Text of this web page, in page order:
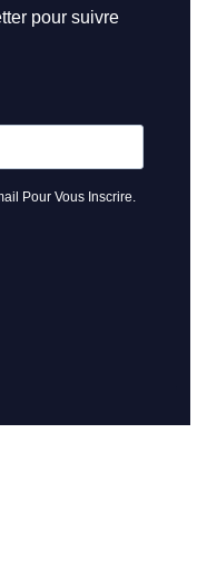
pour suivre
Pour Vous Inscrire.